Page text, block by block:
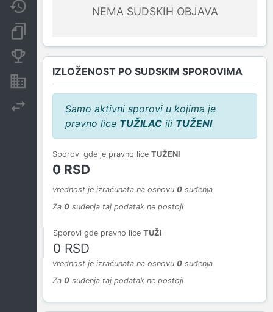
Javne nabavke
Konkurentske kompanije
NEMA SUDSKIH OBJAVA
IZLOŽENOST PO SUDSKIM SPOROVIMA
Samo aktivni sporovi u kojima je
pravno lice TUŽILAC ili TUŽENI
Sporovi gde je pravno lice TUŽENI
0 RSD
vrednost je izračunata na osnovu 0 suđenja
Za 0 suđenja taj podatak ne postoji
Sporovi gde pravno lice TUŽI
0 RSD
vrednost je izračunata na osnovu 0 suđenja
Za 0 suđenja taj podatak ne postoji